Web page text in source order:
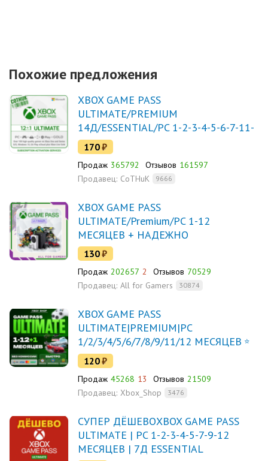
Похожие предложения
XBOX GAME PASS
ULTIMATE/PREMIUM
14Д/ESSENTIAL/PC 1-2-3-4-5-6-7-11-
12 МЕСЯЦЕВ
170₽
Продаж 365792 Отзывов 161597
Продавец: CoTHuK 9666
XBOX GAME PASS
ULTIMATE/Premium/PC 1-12
МЕСЯЦЕВ + НАДЕЖНО
130₽
Продаж 202657 2 Отзывов 70529
Продавец: All for Gamers 30874
XBOX GAME PASS
ULTIMATE|PREMIUM|PC
1/2/3/4/5/6/7/8/9/11/12 МЕСЯЦЕВ
120₽
Продаж 45268 13 Отзывов 21509
Продавец: Xbox_Shop 3476
СУПЕР ДЁШЕВОXBOX GAME PASS
ULTIMATE | PC 1-2-3-4-5-7-9-12
МЕСЯЦЕВ | 7Д ESSENTIAL